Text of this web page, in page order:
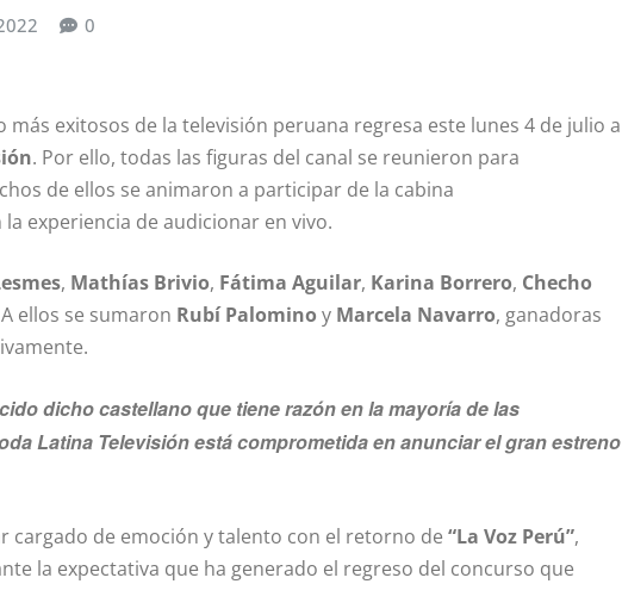
0
más exitosos de la televisión peruana regresa este lunes 4 de julio a
. Por ello, todas las figuras del canal se reunieron para
de ellos se animaron a participar de la cabina
experiencia de audicionar en vivo.
, Mathías Brivio, Fátima Aguilar, Karina Borrero, Checho
ellos se sumaron Rubí Palomino y Marcela Navarro, ganadoras
dicho castellano que tiene razón en la mayoría de las
Latina Televisión está comprometida en anunciar el gran estreno
cargado de emoción y talento con el retorno de “La Voz Perú”,
la expectativa que ha generado el regreso del concurso que